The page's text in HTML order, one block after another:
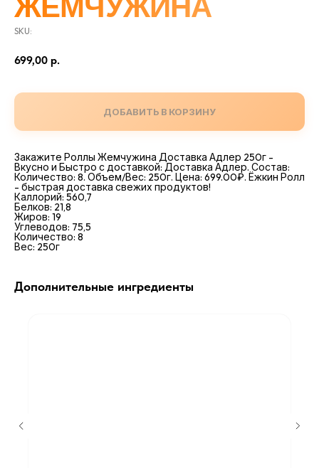
SKU:
699,00 р.
ДОБАВИТЬ В КОРЗИНУ
Закажите Роллы Жемчужина Доставка Адлер 250г -
Вкусно и Быстро с доставкой: Доставка Адлер. Состав:
Количество: 8. Объем/Вес: 250г. Цена: 699.00₽. Ёжкин Ролл
- быстрая доставка свежих продуктов!
Каллорий: 560,7
Белков: 21,8
Жиров: 19
Углеводов: 75,5
Количество: 8
Вес: 250г
Дополнительные ингредиенты